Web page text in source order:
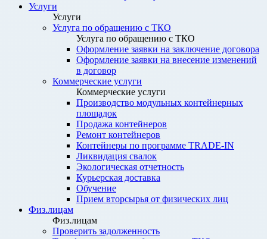
Услуги
Услуги
Услуга по обращению с ТКО
Услуга по обращению с ТКО
Оформление заявки на заключение договора
Оформление заявки на внесение изменений
в договор
Коммерческие услуги
Коммерческие услуги
Производство модульных контейнерных
площадок
Продажа контейнеров
Ремонт контейнеров
Контейнеры по программе TRADE-IN
Ликвидация свалок
Экологическая отчетность
Курьерская доставка
Обучение
Прием вторсырья от физических лиц
Физ.лицам
Физ.лицам
Проверить задолженность